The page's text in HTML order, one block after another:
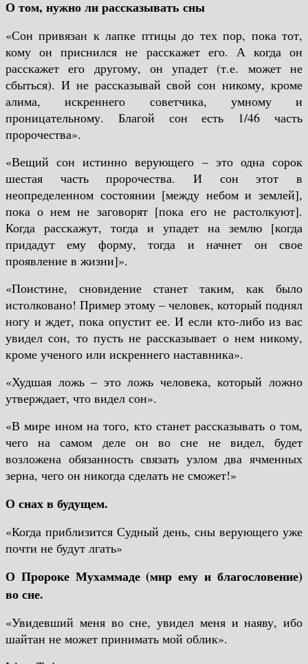
О том, нужно ли рассказывать сны
«Сон привязан к лапке птицы до тех пор, пока тот,
кому он приснился не расскажет его. А когда он
расскажет его другому, он упадет (т.е. может не
сбыться). И не рассказывай свой сон никому, кроме
алима, искреннего советчика, умному и
проницательному. Благой сон есть 1/46 часть
пророчества».
«Вещий сон истинно верующего – это одна сорок
шестая часть пророчества. И сон этот в
неопределенном состоянии [между небом и землей],
пока о нем не заговорят [пока его не растолкуют].
Когда расскажут, тогда и упадет на землю [когда
придадут ему форму, тогда и начнет он свое
проявление в жизни]».
«Поистине, сновидение станет таким, как было
истолковано! Пример этому – человек, который поднял
ногу и ждет, пока опустит ее. И если кто-либо из вас
увидел сон, то пусть не рассказывает о нем никому,
кроме ученого или искреннего наставника».
«Худшая ложь – это ложь человека, который ложно
утверждает, что видел сон».
«В мире ином на того, кто станет рассказывать о том,
чего на самом деле он во сне не видел, будет
возложена обязанность связать узлом два ячменных
зерна, чего он никогда сделать не сможет!»
О снах в будущем.
«Когда приблизится Судный день, сны верующего уже
почти не будут лгать»
О Пророке Мухаммаде (мир ему и благословение)
во сне.
«Увидевший меня во сне, увидел меня и наяву, ибо
шайтан не может принимать мой облик».